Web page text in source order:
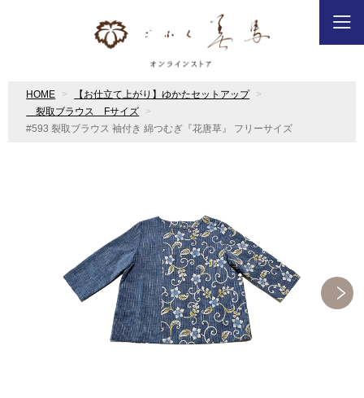
HOME
【お仕立て上がり】ゆかたセットアップ
裂取ブラウス Fサイズ
#593 裂取ブラウス 袖付き 綿つむぎ『花唐草』 フリーサイズ